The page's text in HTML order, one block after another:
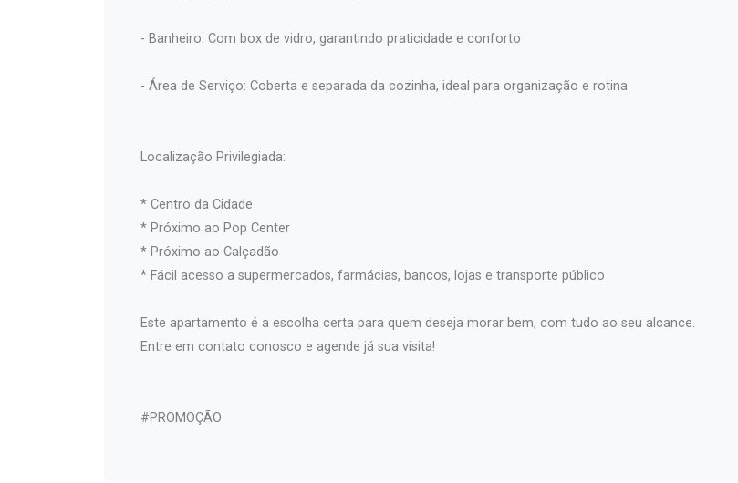
- Banheiro: Com box de vidro, garantindo praticidade e conforto
- Área de Serviço: Coberta e separada da cozinha, ideal para organização e rotina
Localização Privilegiada:
* Centro da Cidade
* Próximo ao Pop Center
* Próximo ao Calçadão
* Fácil acesso a supermercados, farmácias, bancos, lojas e transporte público
Este apartamento é a escolha certa para quem deseja morar bem, com tudo ao seu alcance.
Entre em contato conosco e agende já sua visita!
#PROMOÇÃO